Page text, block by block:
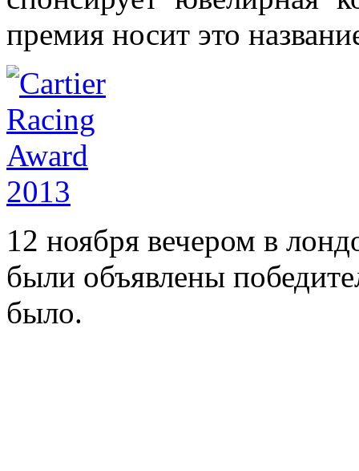
премия носит это
12 ноября вечером в
были объявлены
было.